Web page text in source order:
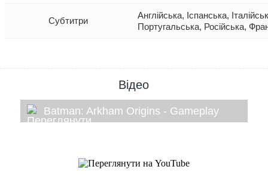
Субтитри
Англійська, Іспанська,
Португальська, Російська,
Відео
Batman: Arkham Origins - Gameplay